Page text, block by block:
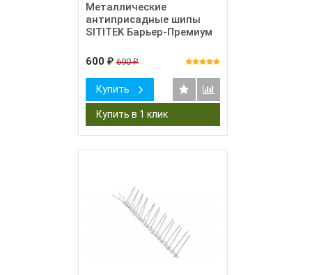
Металлические
антиприсадные шипы
SITITEK Барьер-Премиум
600 ₽ 690₽
Купить